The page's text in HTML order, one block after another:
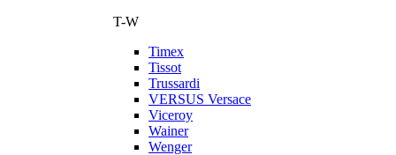
T-W
Timex
Tissot
Trussardi
VERSUS Versace
Viceroy
Wainer
Wenger